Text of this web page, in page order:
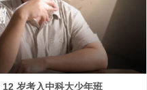
岁考入中科大少年班